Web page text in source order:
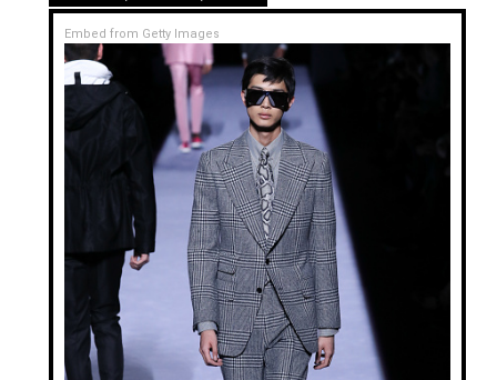
Embed from Getty Images